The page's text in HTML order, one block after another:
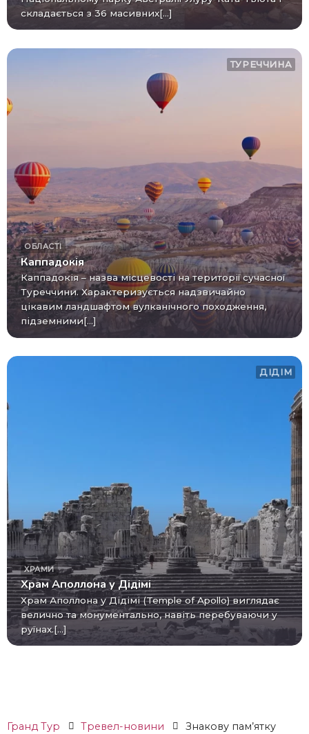
складається з 36 масивних[...]
ТУРЕЧЧИНА
ОБЛАСТІ
Каппадокія
Каппадокія – назва місцевості на території сучасної
Туреччини. Характеризується надзвичайно
цікавим ландшафтом вулканічного походження,
підземними[...]
ДІДІМ
ХРАМИ
Храм Аполлона у Дідімі
Храм Аполлона у Дідімі (Temple of Apollo) виглядає
велично та монументально, навіть перебуваючи у
руїнах.[...]
Гранд Тур Тревел-новини
Знакову пам’ятку